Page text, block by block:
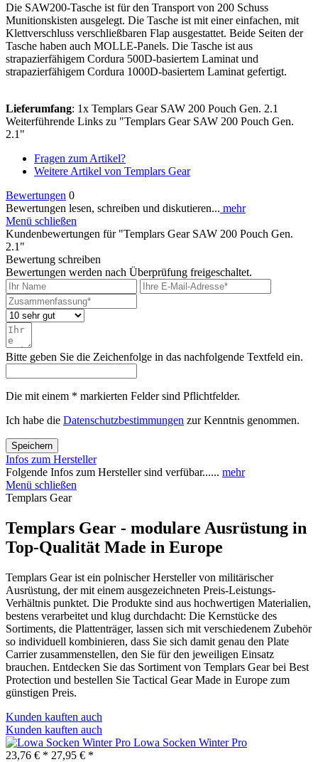
Die SAW200-Tasche ist für den Transport von 200 Schuss
Munitionskisten ausgelegt. Die Tasche ist mit einer einfachen, mit
Klettverschluss verschließbaren Flap ausgestattet. Beide Seiten der
Tasche haben auch MOLLE-Panels. Die Tasche ist aus
strapazierfähigem Cordura 500D-basiertem Laminat und
strapazierfähigem Cordura 1000D-basiertem Laminat gefertigt.
Lieferumfang: 1x Templars Gear SAW 200 Pouch Gen. 2.1
Weiterführende Links zu "Templars Gear SAW 200 Pouch Gen.
2.1"
Fragen zum Artikel?
Weitere Artikel von Templars Gear
Bewertungen 0
Bewertungen lesen, schreiben und diskutieren... mehr
Menü schließen
Kundenbewertungen für "Templars Gear SAW 200 Pouch Gen.
2.1"
Bewertung schreiben
Bewertungen werden nach Überprüfung freigeschaltet.
Bitte geben Sie die Zeichenfolge in das nachfolgende Textfeld ein.
Die mit einem * markierten Felder sind Pflichtfelder.
Ich habe die Datenschutzbestimmungen zur Kenntnis genommen.
Speichern
Infos zum Hersteller
Folgende Infos zum Hersteller sind verfübar...... mehr
Menü schließen
Templars Gear
Templars Gear - modulare Ausrüstung in
Top-Qualität Made in Europe
Templars Gear ist ein polnischer Hersteller von militärischer
Ausrüstung, der mit einem ausgezeichneten Preis-Leistungs-
Verhältnis punktet. Die Produkte sind aus hochwertigen Materialien,
bestens verarbeitet und klug durchdacht: Die Kernstücke des
Sortiments, die Plattenträger, lassen sich mit verschiedenem Zubehör
so individuell kombinieren, dass Sie sich damit genau den Plate
Carrier zusammenstellen, den Sie für den jeweiligen Einsatz
brauchen. Entdecken Sie das Sortiment von Templars Gear bei Best
Protection und bestellen Sie Tactical Gear Made in Europe zum
günstigen Preis.
Kunden kauften auch
Kunden kauften auch
Lowa Socken Winter Pro
23,76 € * 27,95 € *